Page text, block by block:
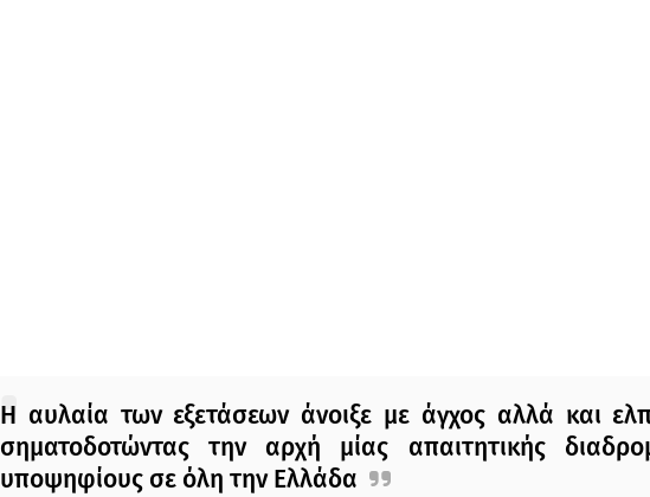
Η αυλαία των εξετάσεων άνοιξε με άγχος αλλά και
σηματοδοτώντας την αρχή μίας απαιτητικής
υποψηφίους σε όλη την Ελλάδα